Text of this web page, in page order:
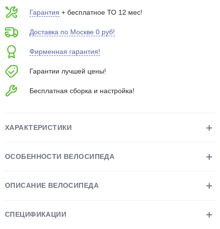
Гарантия + бесплатное ТО 12 мес!
Доставка по Москве 0 руб!
Фирменная гарантия!
Гарантии лучшей цены!
Бесплатная сборка и настройка!
ХАРАКТЕРИСТИКИ
ОСОБЕННОСТИ ВЕЛОСИПЕДА
ОПИСАНИЕ ВЕЛОСИПЕДА
СПЕЦИФИКАЦИИ
Подробнее
Остались вопросы?